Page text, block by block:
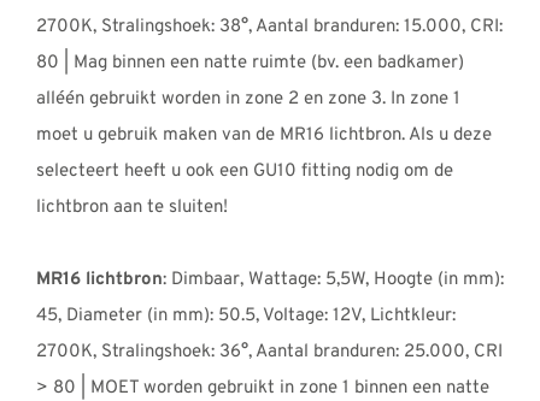
2700K, Stralingshoek: 38°, Aantal branduren: 15.000, CRI:
80 | Mag binnen een natte ruimte (bv. een badkamer)
alléén gebruikt worden in zone 2 en zone 3. In zone 1
moet u gebruik maken van de MR16 lichtbron. Als u deze
selecteert heeft u ook een GU10 fitting nodig om de
lichtbron aan te sluiten!
MR16 lichtbron: Dimbaar, Wattage: 5,5W, Hoogte (in mm):
45, Diameter (in mm): 50.5, Voltage: 12V, Lichtkleur:
2700K, Stralingshoek: 36°, Aantal branduren: 25.000, CRI
> 80 | MOET worden gebruikt in zone 1 binnen een natte